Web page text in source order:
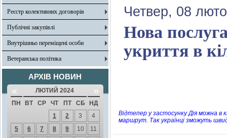
Реєстр колективних договорів
Публічні закупівлі
Внутрішньо переміщені особи
Ветеранська політика
АРХІВ НОВИН
« ЛЮТИЙ 2024 »
ПН ВТ СР ЧТ ПТ СБ
НД
1
2 3
4
5
6 7 8 9 10
11
Четвер, 08
Нова
укриття в
Відтепер у застосунку Дія можна в
маршрут. Так українці зможуть